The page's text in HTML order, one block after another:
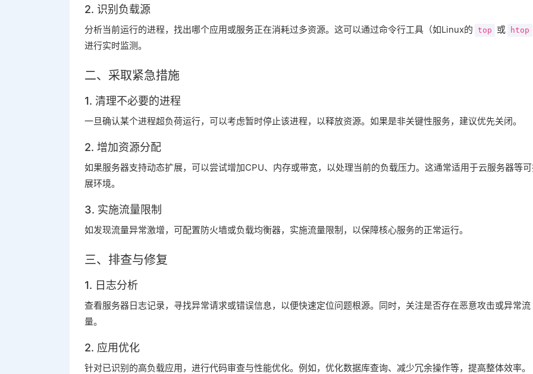
2. 识别负载源
分析当前运行的进程，找出哪个应用或服务正在消耗过多资源。这可以通过命令行工具（如Linux的 top 或 htop
进行实时监测。
二、采取紧急措施
1. 清理不必要的进程
一旦确认某个进程超负荷运行，可以考虑暂时停止该进程，以释放资源。如果是非关键性服务，建议优先关闭。
2. 增加资源分配
如果服务器支持动态扩展，可以尝试增加CPU、内存或带宽，以处理当前的负载压力。这通常适用于云服务器等
展环境。
3. 实施流量限制
如发现流量异常激增，可配置防火墙或负载均衡器，实施流量限制，以保障核心服务的正常运行。
三、排查与修复
1. 日志分析
查看服务器日志记录，寻找异常请求或错误信息，以便快速定位问题根源。同时，关注是否存在恶意攻击或异常流
量。
2. 应用优化
针对已识别的高负载应用，进行代码审查与性能优化。例如，优化数据库查询、减少冗余操作等，提高整体效率。